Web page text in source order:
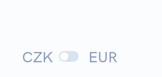
CZK EUR